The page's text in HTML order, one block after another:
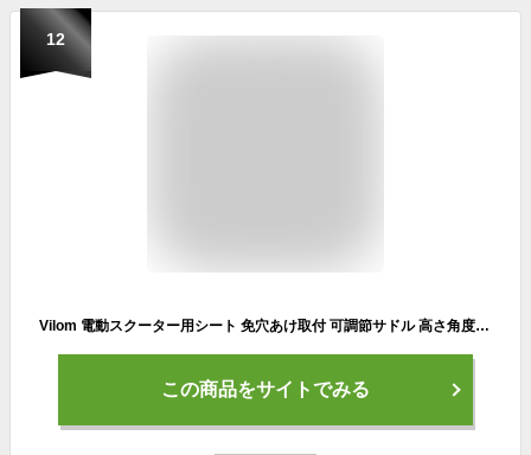
12
Vilom 電動スクーター用シート 免穴あけ取付 可調節サドル 高さ角度調整可能 快適座席 折りたたみ式 滑り止めクッション 耐久性 取付簡単 電動キックボード対応 アクセサリー (ベース+シートポスト+サドル)
この商品をサイトでみる